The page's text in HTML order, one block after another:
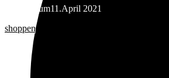
Nur bis zum11.April 2021
shoppen